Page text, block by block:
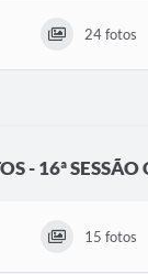
24 fotos
- 16ª
15 fotos